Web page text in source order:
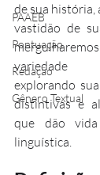
PAAEB
Pontuação
Redação
Gênero Textual
de sua história,
vastidão de
variedade
explorando
distintivas e
que dão
linguística.